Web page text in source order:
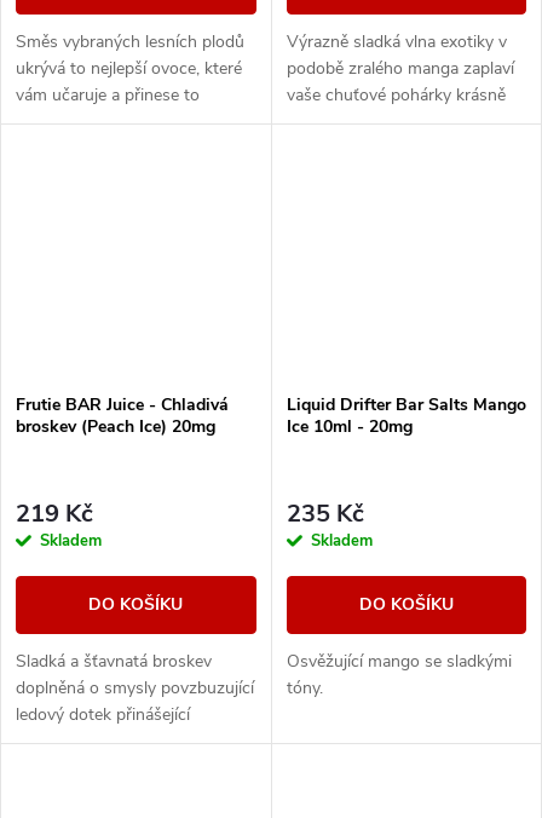
Směs vybraných lesních plodů
ukrývá to nejlepší ovoce, které
vám učaruje a přinese to
nejlepší z různých druhů bobulí.
Výrazně sladká vlna exotiky v
podobě zralého manga zaplaví
vaše chuťové pohárky krásně
ovocnou příchutí společně se
Frutie BAR Juice - Chladivá
broskev (Peach Ice) 20mg
219 Kč
Skladem
DO KOŠÍKU
Sladká a šťavnatá broskev
doplněná o smysly povzbuzující
ledový dotek přinášející
maximální osvěžení. Dokonalá
Liquid Drifter Bar Salts Mango
Ice 10ml - 20mg
235 Kč
Skladem
DO KOŠÍKU
Osvěžující mango se sladkými
tóny.